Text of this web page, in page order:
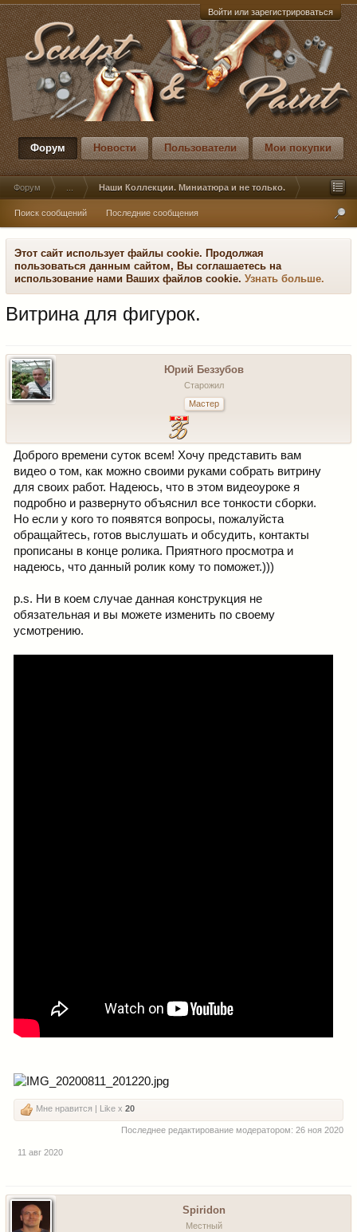
Войти или зарегистрироваться
Форум Новости Пользователи Мои покупки
Форум Наши Коллекции. Миниатюра и не только.
Поиск сообщений Последние сообщения
Этот сайт использует файлы cookie. Продолжая
пользоваться данным сайтом, Вы соглашаетесь на
использование нами Ваших файлов cookie. Узнать больше.
Витрина для фигурок.
Юрий Беззубов
Старожил
Мастер
Доброго времени суток всем! Хочу представить вам
видео о том, как можно своими руками собрать витрину
для своих работ. Надеюсь, что в этом видеоуроке я
подробно и развернуто объяснил все тонкости сборки.
Но если у кого то появятся вопросы, пожалуйста
обращайтесь, готов выслушать и обсудить, контакты
прописаны в конце ролика. Приятного просмотра и
надеюсь, что данный ролик кому то поможет.)))
p.s. Ни в коем случае данная конструкция не
обязательная и вы можете изменить по своему
усмотрению.
Мне нравится | Like x 20
Последнее редактирование модератором: 26 ноя 2020
11 авг 2020
Spiridon
Местный